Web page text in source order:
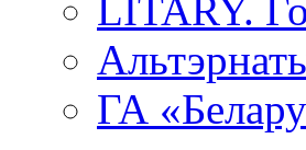
LITARY.
ГА